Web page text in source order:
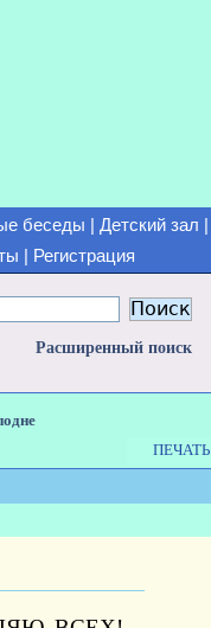
беседы Детский зал
Регистрация
Расширенный поиск
ПЕЧАТЬ